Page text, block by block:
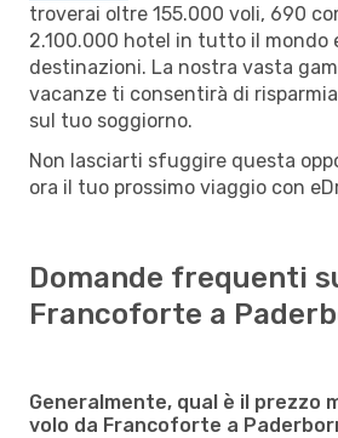
troverai oltre 155.000 voli, 690
2.100.000 hotel in tutto il mondo
destinazioni. La nostra vasta
vacanze ti consentirà di
sul tuo soggiorno.
Non lasciarti sfuggire questa
ora il tuo prossimo viaggio con
Domande frequenti
Francoforte a
Generalmente, qual è il prezzo
volo da Francoforte a